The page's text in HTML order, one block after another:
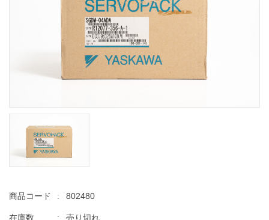
商品コード : 802480
在庫数 : 売り切れ